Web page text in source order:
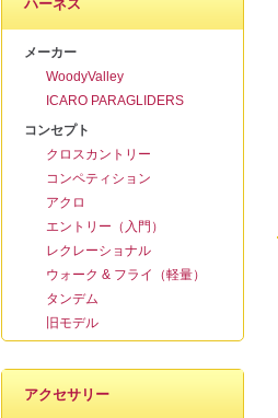
ハーネス
メーカー
WoodyValley
ICARO PARAGLIDERS
コンセプト
クロスカントリー
コンペティション
アクロ
エントリー（入門）
レクレーショナル
ウォーク & フライ（軽量）
タンデム
旧モデル
アクセサリー